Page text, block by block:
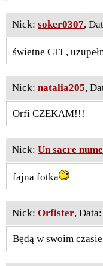
Nick: soker0307,
świetne CTI ,
Nick: natalia205,
Orfi CZEKAM!!!
Nick: Un sacre
fajna fotka
Nick: Orfister,
Będą w swoim